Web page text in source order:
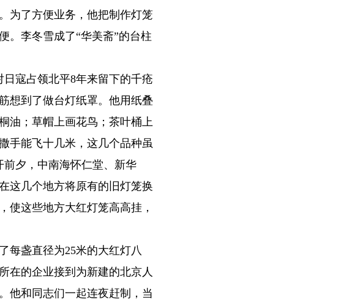
为了方便业务，他把制作灯笼
。李冬雪成了“华美斋”的台柱
寇占领北平8年来留下的千疮
想到了做台灯纸罩。他用纸叠
油；草帽上画花鸟；茶叶桶上
手能飞十几米，这几个品种虽
夕，中南海怀仁堂、新华
这几个地方将原有的旧灯笼换
使这些地方大红灯笼高高挂，
每盏直径为25米的大红灯八
在的企业接到为新建的北京人
他和同志们一起连夜赶制，当